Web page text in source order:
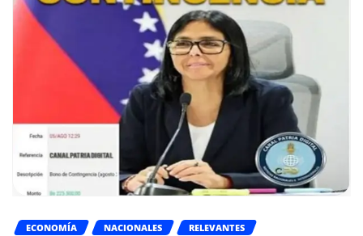
ECONOMÍA NACIONALES RELEVANTES